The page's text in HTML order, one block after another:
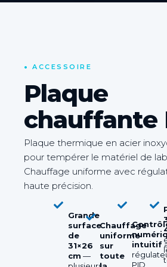
• ACCESSOIRE
Plaque
chauffante
Plaque thermique en acier
pour tempérer le matériel de
Chauffage uniforme avec
haute précision.
Grande
surface
de
31×26
cm —
Chauffage
uniforme
sur
toute
intuitif
PID